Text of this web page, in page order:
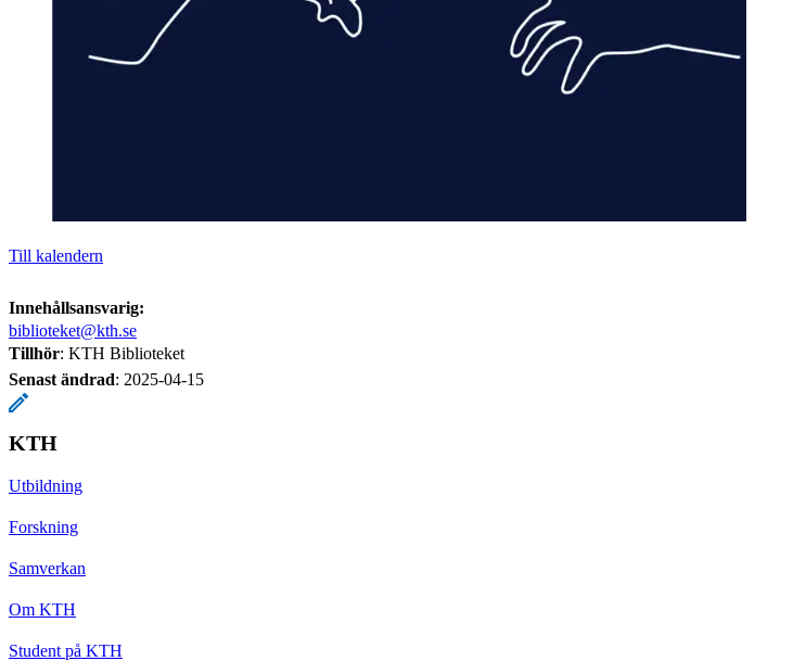
Till kalendern
Innehållsansvarig:
biblioteket@kth.se
Tillhör: KTH Biblioteket
Senast ändrad: 2025-04-15
KTH
Utbildning
Forskning
Samverkan
Om KTH
Student på KTH